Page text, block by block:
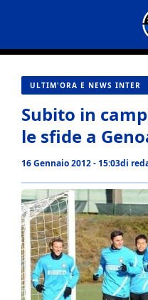
contenuto
ULTIM'ORA E NEWS INTER
Subito in
le sfide a
16 Gennaio 2012 - 15:03di